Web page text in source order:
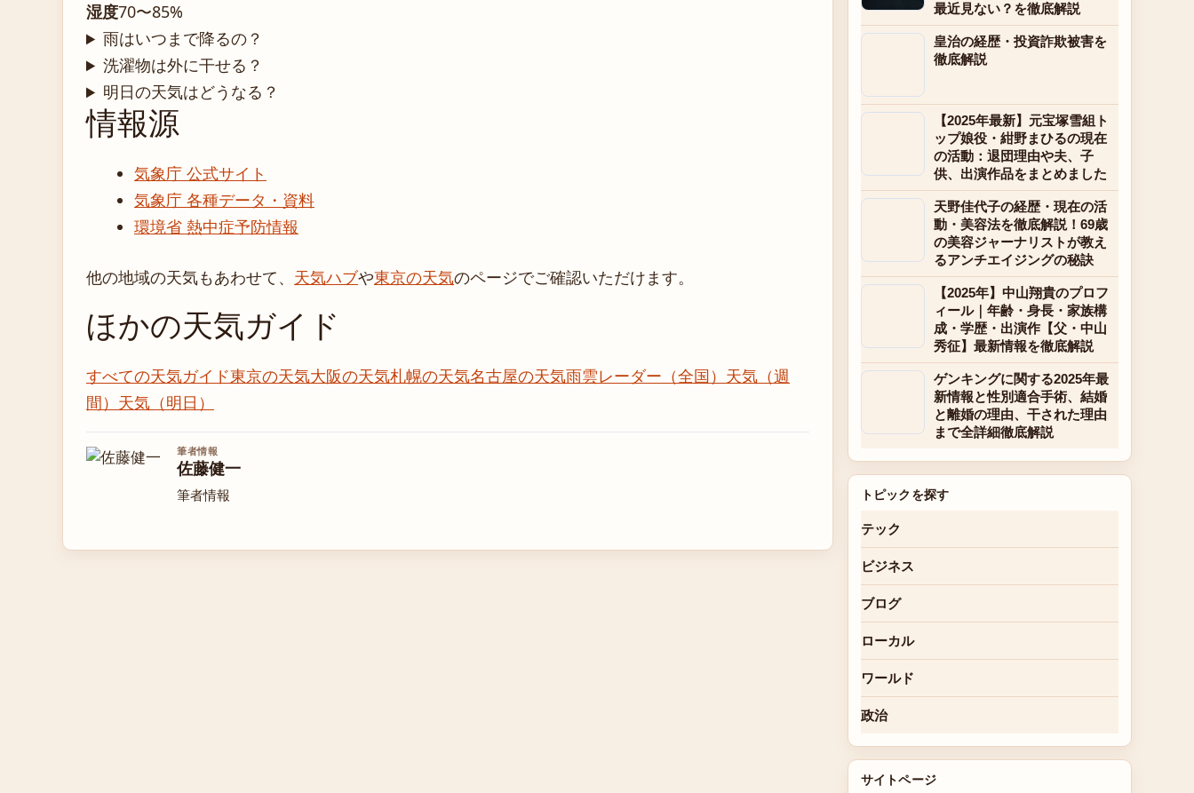
湿度70〜85%
雨はいつまで降るの？
洗濯物は外に干せる？
明日の天気はどうなる？
情報源
気象庁 公式サイト
気象庁 各種データ・資料
環境省 熱中症予防情報
他の地域の天気もあわせて、 天気ハブや東京の天気のページでご確認いただけます。
ほかの天気ガイド
すべての天気ガイド東京の天気大阪の天気札幌の天気名古屋の天気雨雲レーダー（全国） 天気（週
間） 天気（明日）
筆者情報
佐藤健一
筆者情報
最近見ない？を徹底解説
皇治の経歴・投資詐欺被害を
徹底解説
【2025年最新】元宝塚雪組ト
ップ娘役・紺野まひるの現在
の活動：退団理由や夫、子
供、出演作品をまとめました
天野佳代子の経歴・現在の活
動・美容法を徹底解説！69歳
の美容ジャーナリストが教え
るアンチエイジングの秘訣
【2025年】中山翔貴のプロフ
ィール｜年齢・身長・家族構
成・学歴・出演作【父・中山
秀征】最新情報を徹底解説
ゲンキングに関する2025年最
新情報と性別適合手術、結婚
と離婚の理由、干された理由
まで全詳細徹底解説
トピックを探す
テック
ビジネス
ブログ
ローカル
ワールド
政治
サイトページ